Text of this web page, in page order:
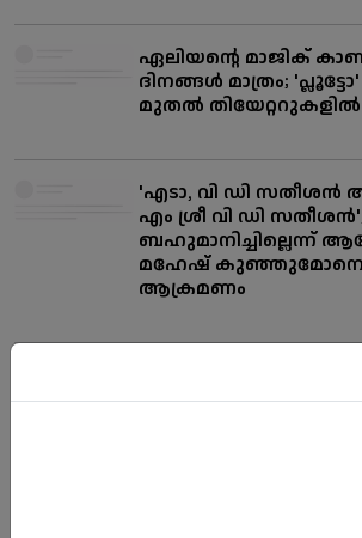
ഏലിയന്റെ മാജിക്
ദിനങ്ങൾ മാത്രം;
മുതൽ തിയേറ്ററുകളിൽ
'എടാ, വി ഡി സതീശൻ
എം ശ്രീ വി ഡി
ബഹുമാനിച്ചില്ലെന്ന്
മഹേഷ്
ആക്രമണം
നൽകുമോ?